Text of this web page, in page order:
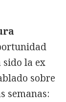
sido la ex
sobre
semanas: